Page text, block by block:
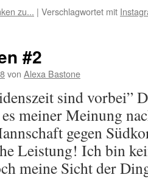
zu... | Verschlagwortet mit
#2
von Alexa Bastone
sind vorbei”
meiner Meinung
gegen
Leistung! Ich bin
meine Sicht der